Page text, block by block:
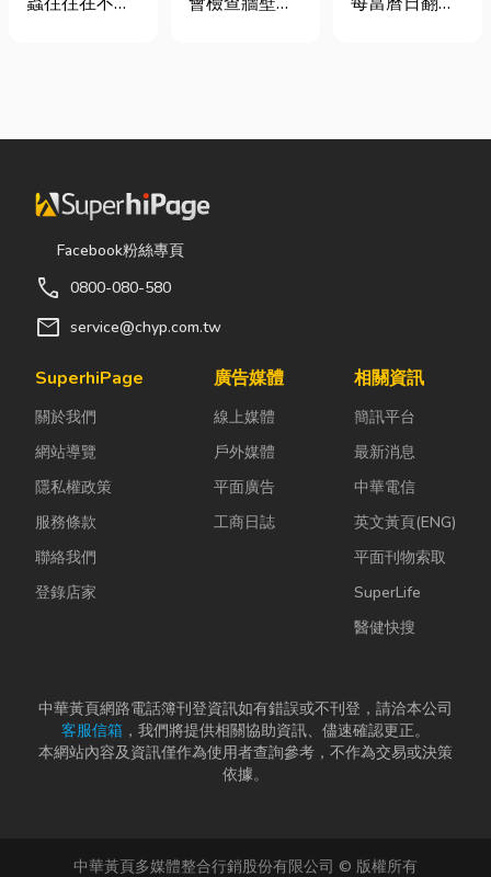
渣或積水，容
螞蟻前來覓
食；陽台、庭
院若有積水，
蟲孳生的溫
床。潮濕陰暗
吸引白蟻、蛾
藏匿，不僅影
響環境整潔，
更可能...
線。日前日本
發嚴重氣爆，
體微量外洩所
默充斥在空間
一絲靜電或按
下開關的火
花...
候？」、「七
著生活節奏加
因工作繁忙而
忘記節日，或
是苦惱於「七
Facebook粉絲專頁
call 0800-080-580
mail service@chyp.com.tw
SuperhiPage
關於我們
網站導覽
隱私權政策
服務條款
聯絡我們
登錄店家
廣告媒體
線上媒體
戶外媒體
平面廣告
工商日誌
相關資訊
簡訊平台
最新消息
中華電信
英文黃頁(ENG)
平面刊物索取
SuperLife
醫健快搜
中華黃頁網路電話簿刊登資訊如有錯誤或不刊登，請洽本公司
客服信箱 ，我們將提供相關協助資訊、儘速確認更正。
本網站內容及資訊僅作為使用者查詢參考，不作為交易或決策
依據。
中華黃頁多媒體整合行銷股份有限公司 © 版權所有